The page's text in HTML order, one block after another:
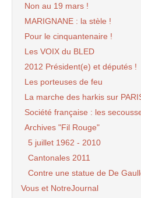
Non au 19 mars !
MARIGNANE : la stèle !
Pour le cinquantenaire !
Les VOIX du BLED
2012 Président(e) et députés !
Les porteuses de feu
La marche des harkis sur
Société française : les
Archives "Fil Rouge"
5 juillet 1962 - 2010
Cantonales 2011
Contre une statue de De
Vous et NotreJournal